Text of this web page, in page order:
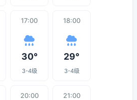
17:00
30°
3-4级
18:00
29°
3-4级
20:00 21:00